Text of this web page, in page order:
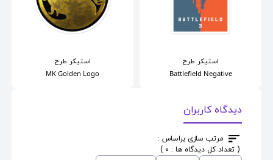
استیکر طرح
Battlefield Negative
استیکر طرح
MK Golden Logo
دیدگاه کاربران
مرتب سازی براساس :
( تعداد کل دیدگاه ها : 0 )